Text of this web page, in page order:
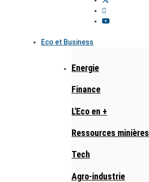
Eco et Business
Energie
Finance
L'Eco en +
Ressources minières
Tech
Agro-industrie